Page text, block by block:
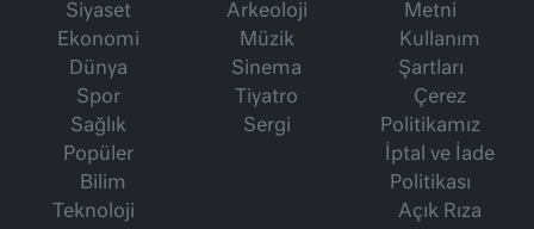
Siyaset
Ekonomi
Dünya
Spor
Sağlık
Popüler
Bilim
Teknoloji
Arkeoloji
Müzik
Sinema
Tiyatro
Sergi
Metni
Kullanım
Şartları
Çerez
Politikamız
İptal ve İade
Politikası
Açık Rıza